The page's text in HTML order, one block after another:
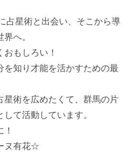
占星術と出会い、そこから導
へ。
もしろい！
を知り才能を活かすための最
星術を広めたくて、群馬の片
て活動しています。
ヌ有花☆